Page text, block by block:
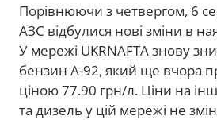
Порівнюючи з четвергом, 6
АЗС відбулися нові зміни в
У мережі UKRNAFTA знову
бензин А-92, який ще вчора
ціною 77.90 грн/л. Ціни на
та дизель у цій мережі не